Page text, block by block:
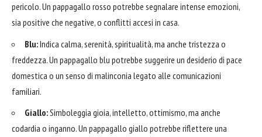
pericolo. Un pappagallo rosso potrebbe segnalare intense emozioni,
sia positive che negative, o conflitti accesi in casa.
Blu:Indica calma, serenità, spiritualità, ma anche tristezza o
freddezza. Un pappagallo blu potrebbe suggerire un desiderio di pace
domestica o un senso di malinconia legato alle comunicazioni
familiari.
Giallo:Simboleggia gioia, intelletto, ottimismo, ma anche
codardia o inganno. Un pappagallo giallo potrebbe riflettere una